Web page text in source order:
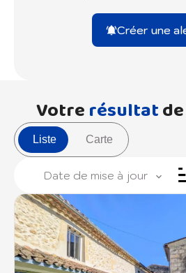
Créer une
Votrerésultat
Liste Carte
Date de mise à jour
+